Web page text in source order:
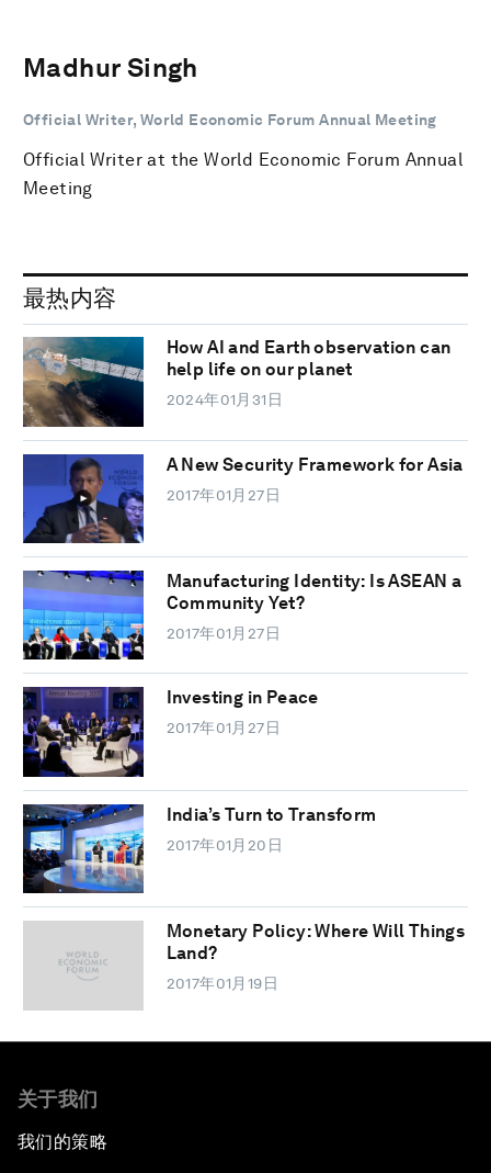
Madhur Singh
Official Writer, World Economic Forum Annual Meeting
Official Writer at the World Economic Forum Annual
Meeting
最热内容
How AI and Earth observation can
help life on our planet
2024年01月31日
A New Security Framework for Asia
2017年01月27日
Manufacturing Identity: Is ASEAN a
Community Yet?
2017年01月27日
Investing in Peace
2017年01月27日
India’s Turn to Transform
2017年01月20日
Monetary Policy: Where Will Things
Land?
2017年01月19日
关于我们
我们的策略